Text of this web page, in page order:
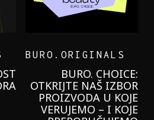
GARNIER KREMU I
NIKADA NIŠTA
LAGANIJE NISAM
KORISTILA